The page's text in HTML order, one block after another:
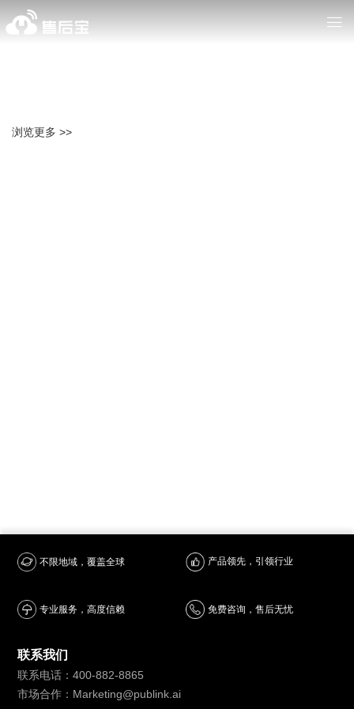
浏览更多 >>
不限地域，覆盖全球 产品领先，引领行业
专业服务，高度信赖 免费咨询，售后无忧
联系我们
联系电话：400-882-8865
市场合作：Marketing@publink.ai